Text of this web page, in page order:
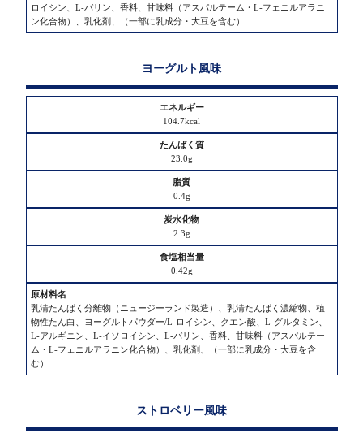
物
名
ロイシン、L-バリン、香料、甘味料（アスパルテーム・L-フェニルアラニ
ン化合物）、乳化剤、（一部に乳成分・大豆を含む）
ヨーグルト風味
104.7kcal
23.0g
0.4g
2.3g
0.42g
乳清たんぱく分離物（ニュージーランド製造）、乳清たんぱく濃縮物、植
物性たん白、ヨーグルトパウダー/L-ロイシン、クエン酸、L-グルタミン、
L-アルギニン、L-イソロイシン、L-バリン、香料、甘味料（アスパルテー
ム・L-フェニルアラニン化合物）、乳化剤、（一部に乳成分・大豆を含
む）
ストロベリー風味